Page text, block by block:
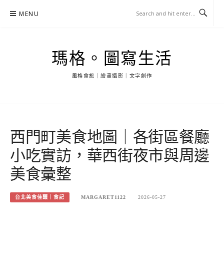
MENU
瑪格。圖寫生活
風格食旅｜繪畫攝影｜文字創作
西門町美食地圖｜各街區餐廳
小吃實訪，華西街夜市與周邊
美食彙整
台北美食佳釀｜食記 MARGARET1122 2026-05-27